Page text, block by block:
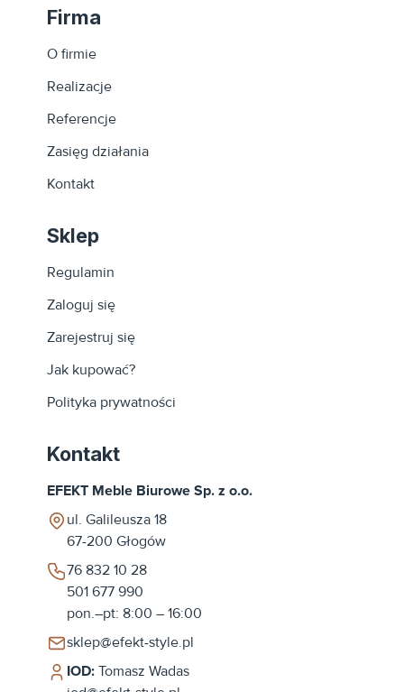
Firma
O firmie
Realizacje
Referencje
Zasięg działania
Kontakt
Sklep
Regulamin
Zaloguj się
Zarejestruj się
Jak kupować?
Polityka prywatności
Kontakt
EFEKT Meble Biurowe Sp. z o.o.
ul. Galileusza 18
67-200 Głogów
76 832 10 28
501 677 990
pon.–pt: 8:00 – 16:00
sklep@efekt-style.pl
IOD: Tomasz Wadas